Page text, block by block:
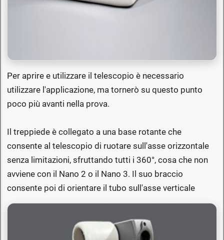
Per aprire e utilizzare il telescopio è necessario
utilizzare l'applicazione, ma tornerò su questo punto
poco più avanti nella prova.
Il treppiede è collegato a una base rotante che
consente al telescopio di ruotare sull'asse orizzontale
senza limitazioni, sfruttando tutti i 360°, cosa che non
avviene con il Nano 2 o il Nano 3. Il suo braccio
consente poi di orientare il tubo sull'asse verticale